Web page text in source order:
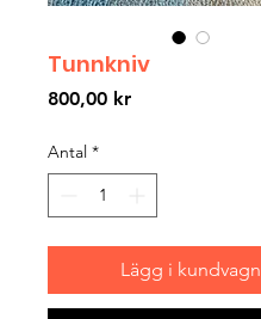
Tunnkniv
800,00 krPris
Antal *
Lägg i kundvagn